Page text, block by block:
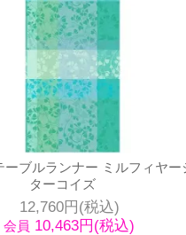
ーブルランナー ミルフィヤー
ターコイズ
12,760円(税込)
会員 10,463円(税込)